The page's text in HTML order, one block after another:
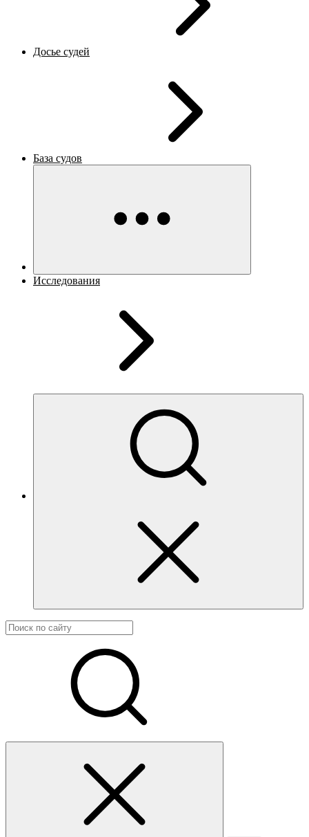
Досье судей
База судов
Исследования